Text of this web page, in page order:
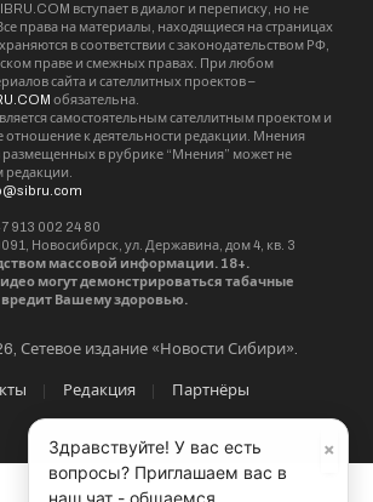
вступает в диалог и переписку, но не
права на материалы, находящиеся на страницах
в соответствии с законодательством РФ,
праве и смежных правах. При любом
сайта и сателлитных проектов –
обязательна.
самостоятельным сателлитным проектом и
отношение к деятельности редакции. Мнения
размещенных в рубрике “Мнения” может не
редакции.
913 002 24 80
Новосибирск, ул. Державина, дом 4, кв. 3
массовой информации. 18+.
могут демонстрироваться табачные
вредит Вашему здоровью.
Сетевое издание «Новости Сибири».
Редакция Партнёры
×
Здравствуйте! У вас есть
вопросы? Приглашаем вас в
наш чат - общаемся,